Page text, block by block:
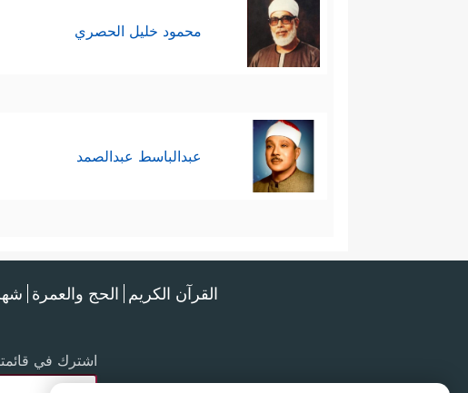
محمود خليل الحصري
عبدالباسط عبدالصمد
القرآن الكريم الحج والعمرة
اشترك في